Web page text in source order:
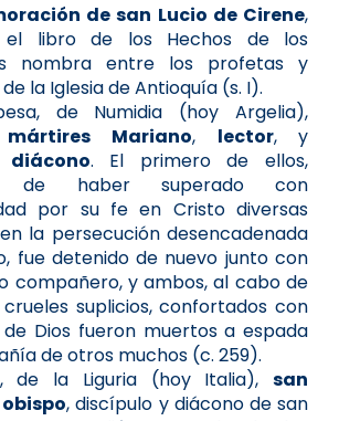
de san Lucio de Cirene,
libro de los Hechos de los
nombra entre los profetas y
la Iglesia de Antioquía (s. I).
de Numidia (hoy Argelia),
mártires Mariano, lector, y
diácono. El primero de ellos,
de haber superado con
por su fe en Cristo diversas
la persecución desencadenada
fue detenido de nuevo junto con
compañero, y ambos, al cabo de
suplicios, confortados con
Dios fueron muertos a espada
de otros muchos (c. 259).
de la Liguria (hoy Italia), san
, discípulo y diácono de san